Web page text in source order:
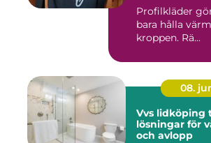
Profilkläder
bara hålla
kroppen. Rä...
08.
Vvs lidköping trygga
lösningar för
och avlopp